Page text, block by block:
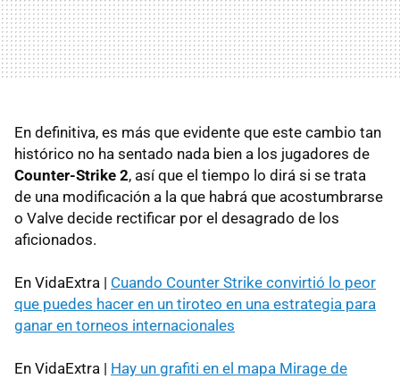
En definitiva, es más que evidente que este cambio tan
histórico no ha sentado nada bien a los jugadores de
Counter-Strike 2, así que el tiempo lo dirá si se trata
de una modificación a la que habrá que acostumbrarse
o Valve decide rectificar por el desagrado de los
aficionados.
En VidaExtra | Cuando Counter Strike convirtió lo peor
que puedes hacer en un tiroteo en una estrategia para
ganar en torneos internacionales
En VidaExtra | Hay un grafiti en el mapa Mirage de